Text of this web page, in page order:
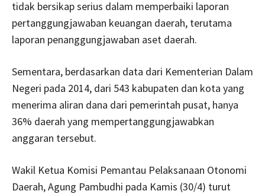
tidak bersikap serius dalam memperbaiki laporan
pertanggungjawaban keuangan daerah, terutama
laporan penanggungjawaban aset daerah.
Sementara, berdasarkan data dari Kementerian Dalam
Negeri pada 2014, dari 543 kabupaten dan kota yang
menerima aliran dana dari pemerintah pusat, hanya
36% daerah yang mempertanggungjawabkan
anggaran tersebut.
Wakil Ketua Komisi Pemantau Pelaksanaan Otonomi
Daerah, Agung Pambudhi pada Kamis (30/4) turut